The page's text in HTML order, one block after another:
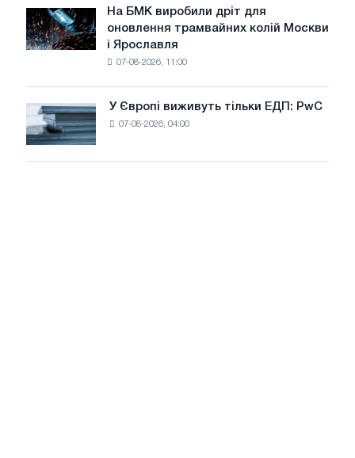
цілей
декарбонізації
липні
На
БМК
виробили
трамвайних
колій
На БМК виробили дріт для
оновлення трамвайних колій Москви
і Ярославля
07-08-2026, 11:00
Європі
виживуть
тільки
У Європі виживуть тільки ЕДП: PwC
07-08-2026, 04:00